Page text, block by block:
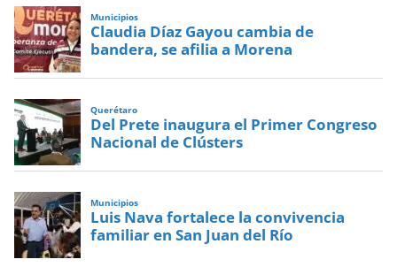
Municipios
Claudia Díaz Gayou cambia de
bandera, se afilia a Morena
Querétaro
Del Prete inaugura el Primer Congreso
Nacional de Clústers
Municipios
Luis Nava fortalece la convivencia
familiar en San Juan del Río